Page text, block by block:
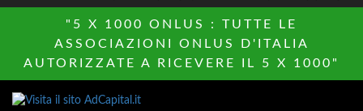
"5 X 1000 ONLUS : TUTTE LE
ASSOCIAZIONI ONLUS D'ITALIA
AUTORIZZATE A RICEVERE IL 5 X 1000"